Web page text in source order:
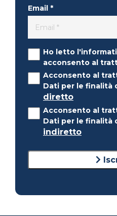
Email *
Ho letto
acconsento al
Acconsento al
Dati per le finalità
diretto
Acconsento al
Dati per le finalità
indiretto